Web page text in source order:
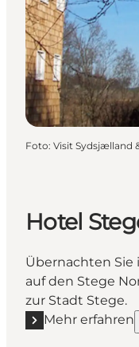
Foto: Visit Sydsjælland
Hotel
Übernachten
auf den Stege
zur Stadt Stege.
Mehr erfahren
Mehr erfahren